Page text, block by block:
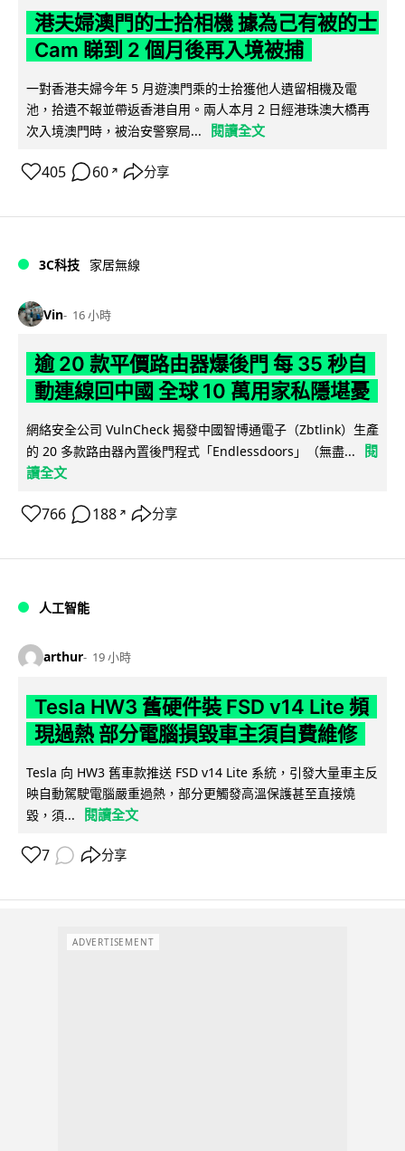
港夫婦澳門的士拾相機 據為己有被的士
Cam 睇到 2 個月後再入境被捕
一對香港夫婦今年 5 月遊澳門乘的士拾獲他人遺留相機及電
池，拾遺不報並帶返香港自用。兩人本月 2 日經港珠澳大橋再
次入境澳門時，被治安警察局...
閱讀全文
405 60 ↗ 分享
3C科技 家居無線
Vin 16 小時
逾 20 款平價路由器爆後門 每 35 秒自
動連線回中國 全球 10 萬用家私隱堪憂
網絡安全公司 VulnCheck 揭發中國智博通電子（Zbtlink）生產
的 20 多款路由器內置後門程式「Endlessdoors」（無盡...
閱
讀全文
766 188 ↗ 分享
人工智能
arthur 19 小時
Tesla HW3 舊硬件裝 FSD v14 Lite 頻
現過熱 部分電腦損毀車主須自費維修
Tesla 向 HW3 舊車款推送 FSD v14 Lite 系統，引發大量車主反
映自動駕駛電腦嚴重過熱，部分更觸發高溫保護甚至直接燒
毀，須...
閱讀全文
7 分享
ADVERTISEMENT